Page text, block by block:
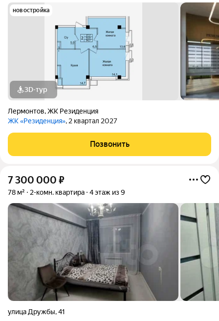
новостройка
3D-тур
Лермонтов,ЖК Резиденция
ЖК «Резиденция», 2 квартал 2027
Позвонить
7 300 000 ₽
78 м² 2-комн. квартира 4 этаж из 9
улица Дружбы,41